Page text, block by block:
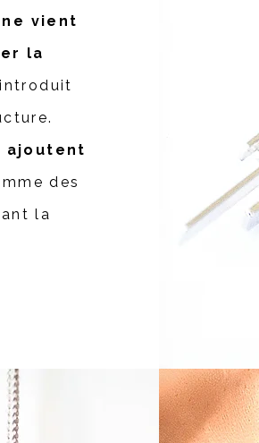
vient
la
ajoutent
des
la